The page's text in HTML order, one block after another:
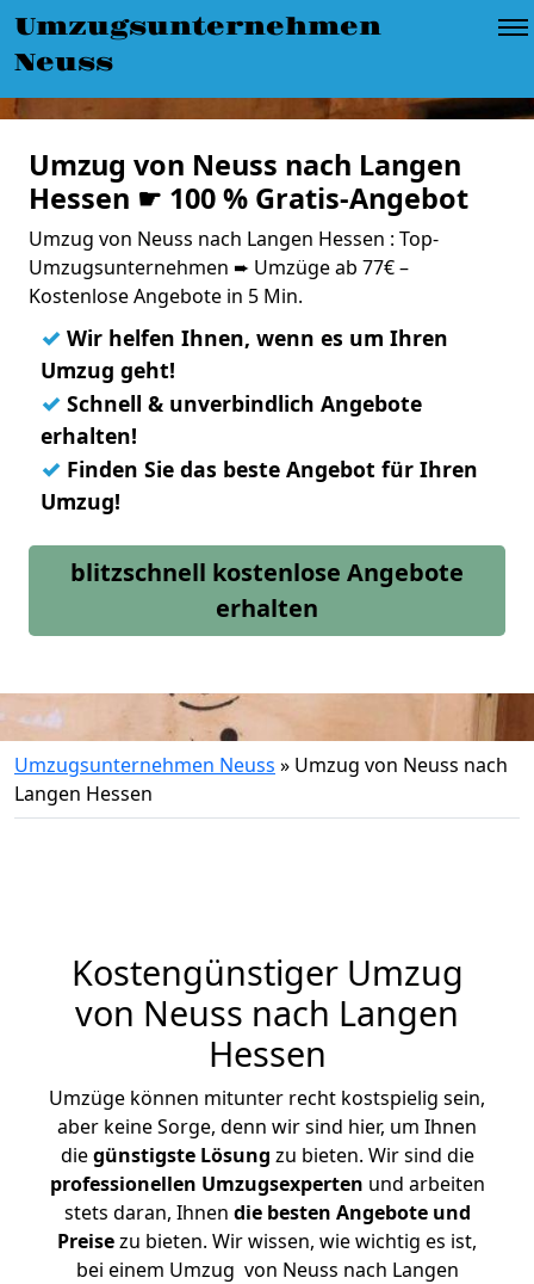
Umzugsunternehmen
Neuss
Umzug von Neuss nach Langen
Hessen ☛ 100 % Gratis-Angebot
Umzug von Neuss nach Langen Hessen : Top-
Umzugsunternehmen ➨ Umzüge ab 77€ –
Kostenlose Angebote in 5 Min.
✓ Wir helfen Ihnen, wenn es um Ihren
Umzug geht!
✓ Schnell & unverbindlich Angebote
erhalten!
✓ Finden Sie das beste Angebot für Ihren
Umzug!
blitzschnell kostenlose Angebote
erhalten
Umzugsunternehmen Neuss » Umzug von Neuss nach
Langen Hessen
Kostengünstiger Umzug
von Neuss nach Langen
Hessen
Umzüge können mitunter recht kostspielig sein,
aber keine Sorge, denn wir sind hier, um Ihnen
diegünstigste Lösung zu bieten. Wir sind die
professionellen Umzugsexperten und arbeiten
stets daran, Ihnen die besten Angebote und
Preisezu bieten. Wir wissen, wie wichtig es ist,
bei einem Umzug von Neuss nach Langen